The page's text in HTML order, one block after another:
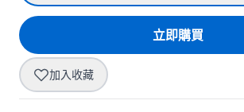
立即購買
加入收藏